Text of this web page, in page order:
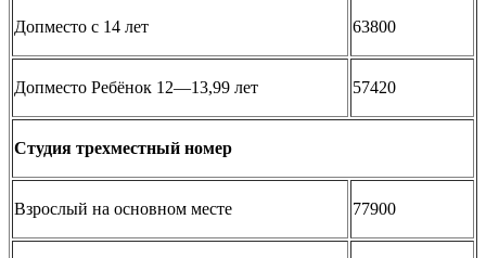
Допместо с 14 лет 63800
Допместо Ребёнок 12—13,99 лет 57420
Студия трехместный номер
Взрослый на основном месте 77900